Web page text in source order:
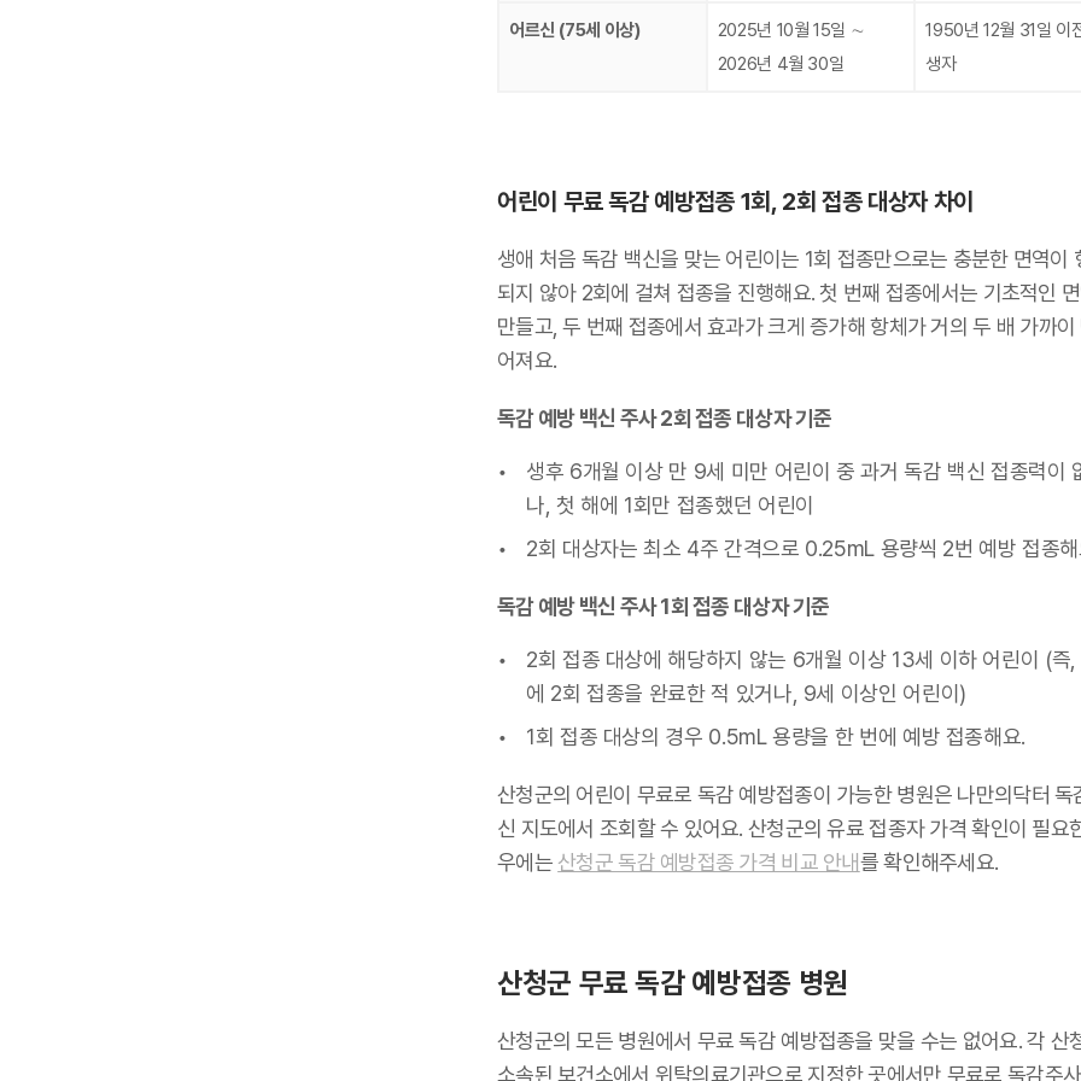
어르신 (75세 이상)
2025년 10월 15일 ∼
2026년 4월 30일
1950년 12월 31일 이
생자
어린이 무료 독감 예방접종 1회, 2회 접종 대상자 차이
생애 처음 독감 백신을 맞는 어린이는 1회 접종만으로는 충분한 면역이
되지 않아 2회에 걸쳐 접종을 진행해요. 첫 번째 접종에서는 기초적인
만들고, 두 번째 접종에서 효과가 크게 증가해 항체가 거의 두 배 가까이
어져요.
독감 예방 백신 주사 2회 접종 대상자 기준
생후 6개월 이상 만 9세 미만 어린이 중 과거 독감 백신 접종력이
나, 첫 해에 1회만 접종했던 어린이
2회 대상자는 최소 4주 간격으로 0.25mL 용량씩 2번 예방 접종
독감 예방 백신 주사 1회 접종 대상자 기준
2회 접종 대상에 해당하지 않는 6개월 이상 13세 이하 어린이 (즉,
에 2회 접종을 완료한 적 있거나, 9세 이상인 어린이)
1회 접종 대상의 경우 0.5mL 용량을 한 번에 예방 접종해요.
산청군의 어린이 무료로 독감 예방접종이 가능한 병원은 나만의닥터 독
신 지도에서 조회할 수 있어요. 산청군의 유료 접종자 가격 확인이 필요
우에는 산청군 독감 예방접종 가격 비교 안내를 확인해주세요.
산청군 무료 독감 예방접종 병원
산청군의 모든 병원에서 무료 독감 예방접종을 맞을 수는 없어요. 각 산
소속된 보건소에서 위탁의료기관으로 지정한 곳에서만 무료로 독감주